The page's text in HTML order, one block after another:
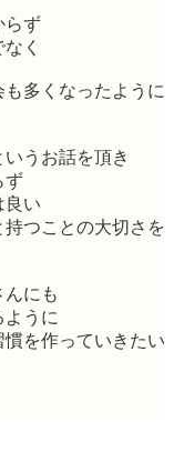
らず
く
多くなったように
うお話を頂き
ず
良い
つことの大切さを
にも
うに
を作っていきたい